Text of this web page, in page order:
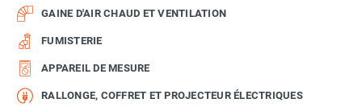
GAINE D'AIR CHAUD ET VENTILATION
FUMISTERIE
APPAREIL DE MESURE
RALLONGE, COFFRET ET PROJECTEUR ÉLECTRIQUES